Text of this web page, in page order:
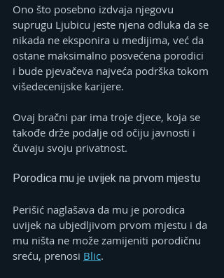
Ono što posebno izdvaja njegovu
suprugu Ljubicu jeste njena odluka da se
nikada ne eksponira u medijima, već da
ostane maksimalno posvećena porodici
i bude pjevačeva najveća podrška tokom
višedecenijske karijere.
Ovaj bračni par ima troje djece, koja se
takođe drže podalje od očiju javnosti i
čuvaju svoju privatnost.
Porodica mu je uvijek na prvom mjestu
Perišić naglašava da mu je porodica
uvijek na ubjedljivom prvom mjestu i da
mu ništa ne može zamijeniti porodičnu
sreću, prenosi Blic.